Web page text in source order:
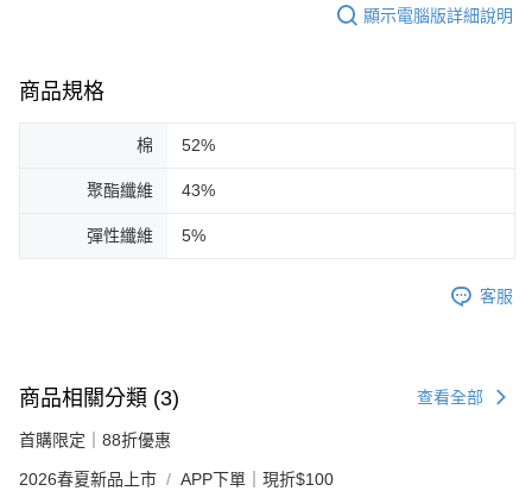
顯示電腦版詳細說明
商品規格
棉 52%
聚酯纖維 43%
彈性纖維 5%
客服
商品相關分類 (3) 查看全部
首購限定｜88折優惠
2026春夏新品上市 APP下單｜現折$100